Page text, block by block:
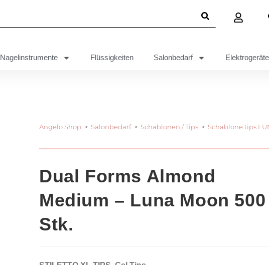
Nagelinstrumente Flüssigkeiten Salonbedarf Elektrogeräte
Angelo Shop > Salonbedarf > Schablonen / Tips > Schablone tips
Dual Forms Almond
Medium – Luna Moon 500
Stk.